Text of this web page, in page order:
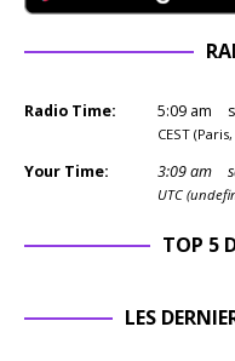
Radio Time: 5:09 am
CEST
Your Time: 3:09am
UTC
TOP 5
LES